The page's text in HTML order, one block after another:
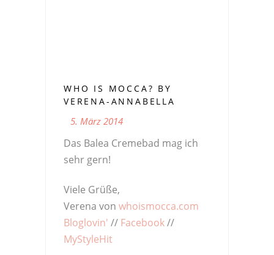
WHO IS MOCCA? BY
VERENA-ANNABELLA
5. März 2014
Das Balea Cremebad mag ich
sehr gern!
Viele Grüße,
Verena von whoismocca.com
Bloglovin' // Facebook//
MyStyleHit